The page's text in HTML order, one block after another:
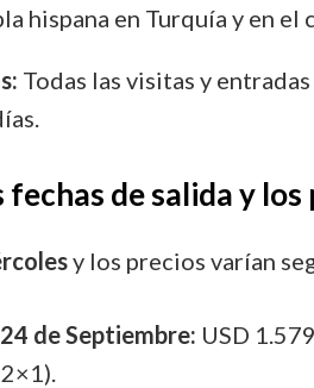
hispana en Turquía y en
Todas las visitas y
fechas de salida y los
y los precios varían
de Septiembre: USD